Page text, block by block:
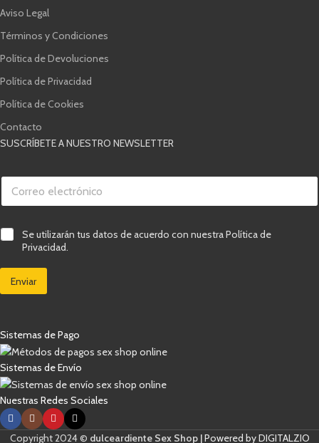
Aviso Legal
Términos y Condiciones
Política de Devoluciones
Política de Privacidad
Política de Cookies
Contacto
SUSCRÍBETE A NUESTRO NEWSLETTER
i
i
c
c
ó
a
s
i
l
l
a
s
C
o
C
r
e
o
l
c
n
i
c
o
*
C
i
l
d
e
v
e
r
i
f
i
c
Se utilizarán tus datos de acuerdo con nuestra Política de
Privacidad.
Enviar
Sistemas de Pago
Sistemas de Envío
Nuestras Redes Sociales
Copyright 2024 © dulceardiente Sex Shop |Powered by DIGITALZIO